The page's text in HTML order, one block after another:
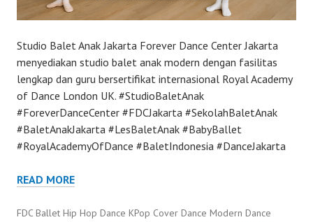
Studio Balet Anak Jakarta Forever Dance Center Jakarta
menyediakan studio balet anak modern dengan fasilitas
lengkap dan guru bersertifikat internasional Royal Academy
of Dance London UK. #StudioBaletAnak
#ForeverDanceCenter #FDCJakarta #SekolahBaletAnak
#BaletAnakJakarta #LesBaletAnak #BabyBallet
#RoyalAcademyOfDance #BaletIndonesia #DanceJakarta
READ MORE
FDC Ballet Hip Hop Dance KPop Cover Dance Modern Dance